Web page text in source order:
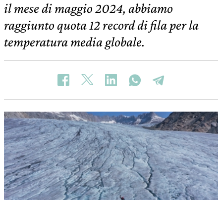
il mese di maggio 2024, abbiamo
raggiunto quota 12 record di fila per la
temperatura media globale.